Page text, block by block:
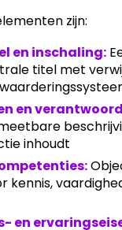
zijn:
en inschaling:
titel met
en
inhoudt
kennis,
en